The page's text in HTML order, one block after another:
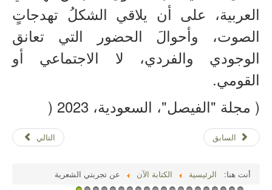
العربية، على أن يلاقي الشكلُ تهدجاتٍ
الصوت، وأحوالَ الحضور التي تعانق
الوجودي والفردي، لا الاجتماعي أو
القومي.
( مجلة "الفيصل"، السعودية، 2023 (
السابق التالي
أنت هنا: الرئيسية الكتابة الآن عن تجربتي الشعرية